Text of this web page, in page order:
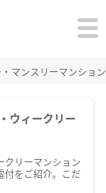
マンスリーマンショ
ウィークリー
クリーマンション
付をご紹介。こだ